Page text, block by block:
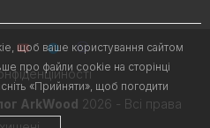
ArkWood 2026 - Всі права
щоб ваше користування сайтом
про файли cookie на сторінці
«Прийняти», щоб погодити